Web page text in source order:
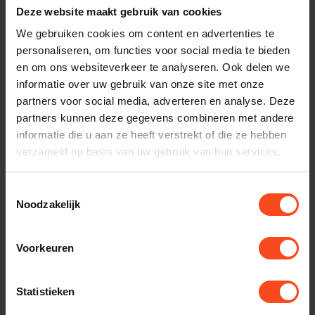
Deze website maakt gebruik van cookies
We gebruiken cookies om content en advertenties te
personaliseren, om functies voor social media te bieden
en om ons websiteverkeer te analyseren. Ook delen we
informatie over uw gebruik van onze site met onze
partners voor social media, adverteren en analyse. Deze
partners kunnen deze gegevens combineren met andere
informatie die u aan ze heeft verstrekt of die ze hebben
verzameld op basis van uw gebruik van hun services.
Noodzakelijk
Voorkeuren
Statistieken
nodig bij je bestelling? Neem contact op met onze
klantenservice.
Interesse in product
Maak een luisterafspraak
Productomschrijving
Reviews